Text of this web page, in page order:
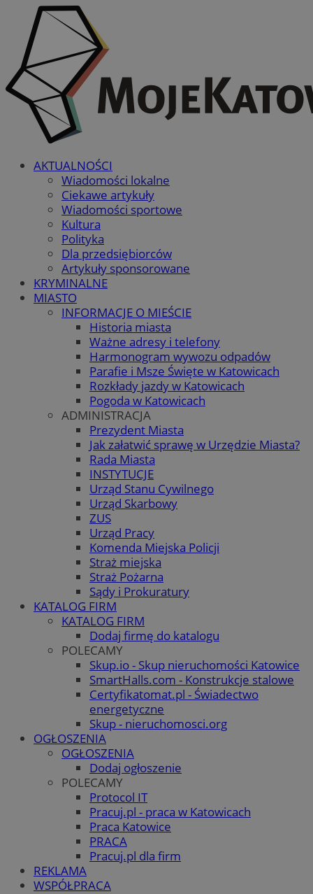
AKTUALNOŚCI
Wiadomości lokalne
Ciekawe artykuły
Wiadomości sportowe
Kultura
Polityka
Dla przedsiębiorców
Artykuły sponsorowane
KRYMINALNE
MIASTO
INFORMACJE O MIEŚCIE
Historia miasta
Ważne adresy i telefony
Harmonogram wywozu odpadów
Parafie i Msze Święte w Katowicach
Rozkłady jazdy w Katowicach
Pogoda w Katowicach
ADMINISTRACJA
Prezydent Miasta
Jak załatwić sprawę w Urzędzie Miasta?
Rada Miasta
INSTYTUCJE
Urząd Stanu Cywilnego
Urząd Skarbowy
ZUS
Urząd Pracy
Komenda Miejska Policji
Straż miejska
Straż Pożarna
Sądy i Prokuratury
KATALOG FIRM
KATALOG FIRM
Dodaj firmę do katalogu
POLECAMY
Skup.io - Skup nieruchomości Katowice
SmartHalls.com - Konstrukcje stalowe
Certyfikatomat.pl - Świadectwo
energetyczne
Skup - nieruchomosci.org
OGŁOSZENIA
OGŁOSZENIA
Dodaj ogłoszenie
POLECAMY
Protocol IT
Pracuj.pl - praca w Katowicach
Praca Katowice
PRACA
Pracuj.pl dla firm
REKLAMA
WSPÓŁPRACA